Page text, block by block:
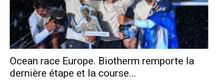
Ocean race Europe. Biotherm remporte la
dernière étape et la course...